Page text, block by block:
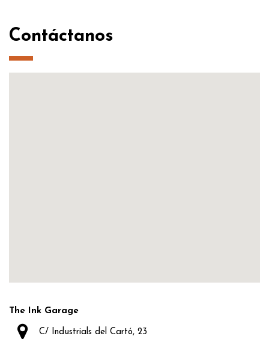
Contáctanos
The Ink Garage
C/ Industrials del Cartó, 23